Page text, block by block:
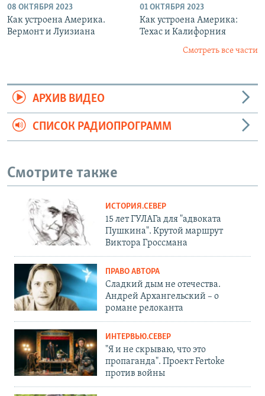
08 ОКТЯБРЯ 2023
Как устроена Америка.
Вермонт и Луизиана
01 ОКТЯБРЯ 2023
Как устроена Америка:
Техас и Калифорния
Смотреть все части
АРХИВ ВИДЕО
СПИСОК РАДИОПРОГРАММ
Смотрите также
ИСТОРИЯ.СЕВЕР
15 лет ГУЛАГа для "адвоката
Пушкина". Крутой маршрут
Виктора Гроссмана
ПРАВО АВТОРА
Сладкий дым не отечества.
Андрей Архангельский – о
романе релоканта
ИНТЕРВЬЮ.СЕВЕР
"Я и не скрываю, что это
пропаганда". Проект Fertoke
против войны